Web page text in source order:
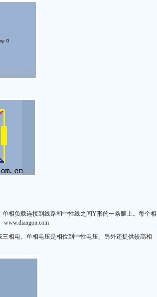
负载连接到线路和中性线之间Y形的一条腿上。每个相
电。单相电压是相位到中性电压。另外还提供较高相